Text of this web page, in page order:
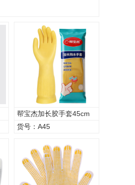
帮宝杰加长胶手套45cm
货号：A45